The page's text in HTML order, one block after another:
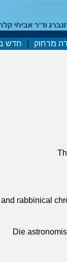
מרחוק חדש
rabbinical
Die